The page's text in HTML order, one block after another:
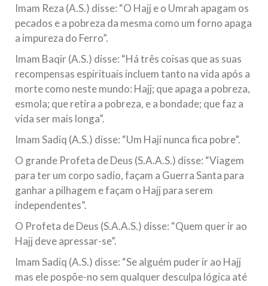
Imam Reza (A.S.) disse: “O Hajj e o Umrah apagam os
pecados e a pobreza da mesma como um forno apaga
a impureza do Ferro”.
Imam Baqir (A.S.) disse: “Há três coisas que as suas
recompensas espirituais incluem tanto na vida após a
morte como neste mundo: Hajj; que apaga a pobreza,
esmola; que retira a pobreza, e a bondade; que faz a
vida ser mais longa”.
Imam Sadiq (A.S.) disse: “Um Haji nunca fica pobre”.
O grande Profeta de Deus (S.A.A.S.) disse: “Viagem
para ter um corpo sadio, façam a Guerra Santa para
ganhar a pilhagem e façam o Hajj para serem
independentes”.
O Profeta de Deus (S.A.A.S.) disse: “Quem quer ir ao
Hajj deve apressar-se”.
Imam Sadiq (A.S.) disse: “Se alguém puder ir ao Hajj
mas ele pospõe-no sem qualquer desculpa lógica até